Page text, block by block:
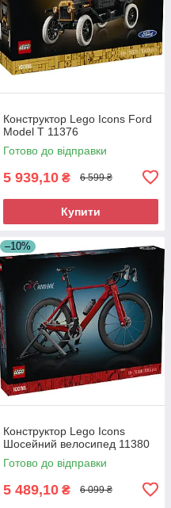
Конструктор Lego Icons Ford
Model T 11376
Готово до відправки
5 939,10 ₴ 6 599 ₴
Купити
–10%
Конструктор Lego Icons
Шосейний велосипед 11380
Готово до відправки
5 489,10 ₴ 6 099 ₴